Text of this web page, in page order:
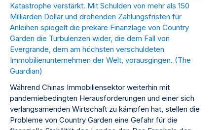
Katastrophe verstärkt. Mit Schulden von mehr als 150
Milliarden Dollar und drohenden Zahlungsfristen für
Anleihen spiegelt die prekäre Finanzlage von Country
Garden die Turbulenzen wider, die dem Fall von
Evergrande, dem am höchsten verschuldeten
Immobilienunternehmen der Welt, vorausgingen. (The
Guardian)
Während Chinas Immobiliensektor weiterhin mit
pandemiebedingten Herausforderungen und einer sich
verlangsamenden Wirtschaft zu kämpfen hat, stellen die
Probleme von Country Garden eine Gefahr für die